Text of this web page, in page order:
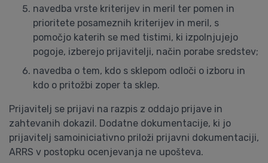
navedba vrste kriterijev in meril ter pomen in
prioritete posameznih kriterijev in meril, s
pomočjo katerih se med tistimi, ki izpolnjujejo
pogoje, izberejo prijavitelji, način porabe sredstev;
navedba o tem, kdo s sklepom odloči o izboru in
kdo o pritožbi zoper ta sklep.
Prijavitelj se prijavi na razpis z oddajo prijave in
zahtevanih dokazil. Dodatne dokumentacije, ki jo
prijavitelj samoiniciativno priloži prijavni dokumentaciji,
ARRS v postopku ocenjevanja ne upošteva.